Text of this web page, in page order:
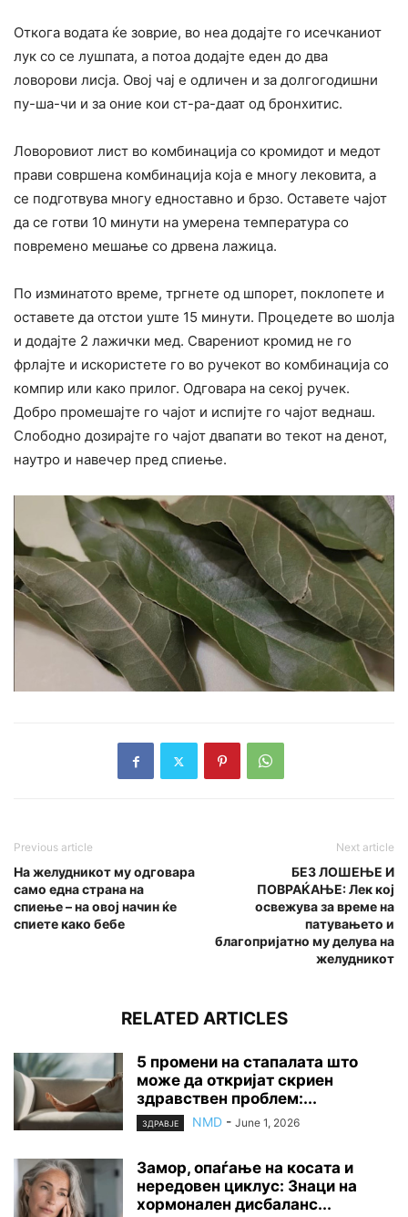
Откога водата ќе зоврие, во неа додајте го исечканиот
лук со се лушпата, а потоа додајте еден до два
ловорови лисја. Овој чај е одличен и за долгогодишни
пу-ша-чи и за оние кои ст-ра-даат од бронхитис.
Ловоровиот лист во комбинација со кромидот и медот
прави совршена комбинација која е многу лековита, а
се подготвува многу едноставно и брзо. Оставете чајот
да се готви 10 минути на умерена температура со
повремено мешање со дрвена лажица.
По изминатото време, тргнете од шпорет, поклопете и
оставете да отстои уште 15 минути. Процедете во шолја
и додајте 2 лажички мед. Сварениот кромид не го
фрлајте и искористете го во ручекот во комбинација со
компир или како прилог. Одговара на секој ручек.
Добро промешајте го чајот и испијте го чајот веднаш.
Слободно дозирајте го чајот двапати во текот на денот,
наутро и навечер пред спиење.
Previous article
На желудникот му одговара
само една страна на
спиење – на овој начин ќе
спиете како бебе
Next article
БЕЗ ЛОШЕЊЕ И
ПОВРАЌАЊЕ: Лек кој
освежува за време на
патувањето и
благопријатно му делува на
желудникот
RELATED ARTICLES
5 промени на стапалата што
може да откријат скриен
здравствен проблем:...
ЗДРАВЈЕ NMD - June 1, 2026
Замор, опаѓање на косата и
нередовен циклус: Знаци на
хормонален дисбаланс...